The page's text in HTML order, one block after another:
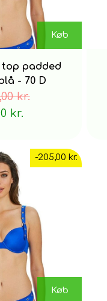
Køb
padded
- 70 D
kr.
kr.
-205,00 kr.
Køb